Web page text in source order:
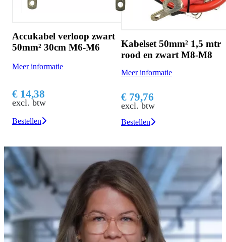
Accukabel verloop zwart
50mm² 30cm M6-M6
Meer informatie
€ 14,38
excl. btw
Bestellen
Kabelset 50mm² 1,5 mtr
rood en zwart M8-M8
Meer informatie
€ 79,76
excl. btw
Bestellen